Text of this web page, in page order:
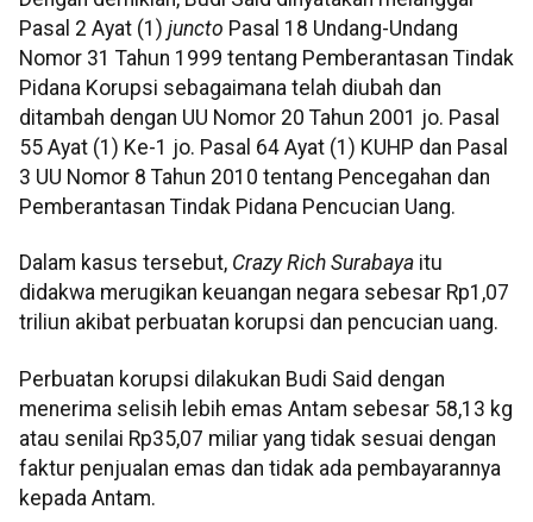
Pasal 2 Ayat (1) juncto Pasal 18 Undang-Undang
Nomor 31 Tahun 1999 tentang Pemberantasan Tindak
Pidana Korupsi sebagaimana telah diubah dan
ditambah dengan UU Nomor 20 Tahun 2001 jo. Pasal
55 Ayat (1) Ke-1 jo. Pasal 64 Ayat (1) KUHP dan Pasal
3 UU Nomor 8 Tahun 2010 tentang Pencegahan dan
Pemberantasan Tindak Pidana Pencucian Uang.
Dalam kasus tersebut, Crazy Rich Surabaya itu
didakwa merugikan keuangan negara sebesar Rp1,07
triliun akibat perbuatan korupsi dan pencucian uang.
Perbuatan korupsi dilakukan Budi Said dengan
menerima selisih lebih emas Antam sebesar 58,13 kg
atau senilai Rp35,07 miliar yang tidak sesuai dengan
faktur penjualan emas dan tidak ada pembayarannya
kepada Antam.